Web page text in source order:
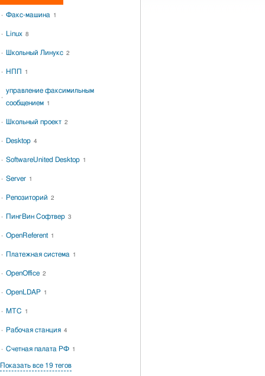
Факс-машина 1
Linux 8
Школьный Линукс 2
НПП 1
управление факсимильным
сообщением 1
Школьный проект 2
Desktop 4
SoftwareUnited Desktop 1
Server 1
Репозиторий 2
ПингВин Софтвер 3
OpenReferent 1
Платежная система 1
OpenOffice 2
OpenLDAP 1
МТС 1
Рабочая станция 4
Счетная палата РФ 1
Показать все 19 тегов